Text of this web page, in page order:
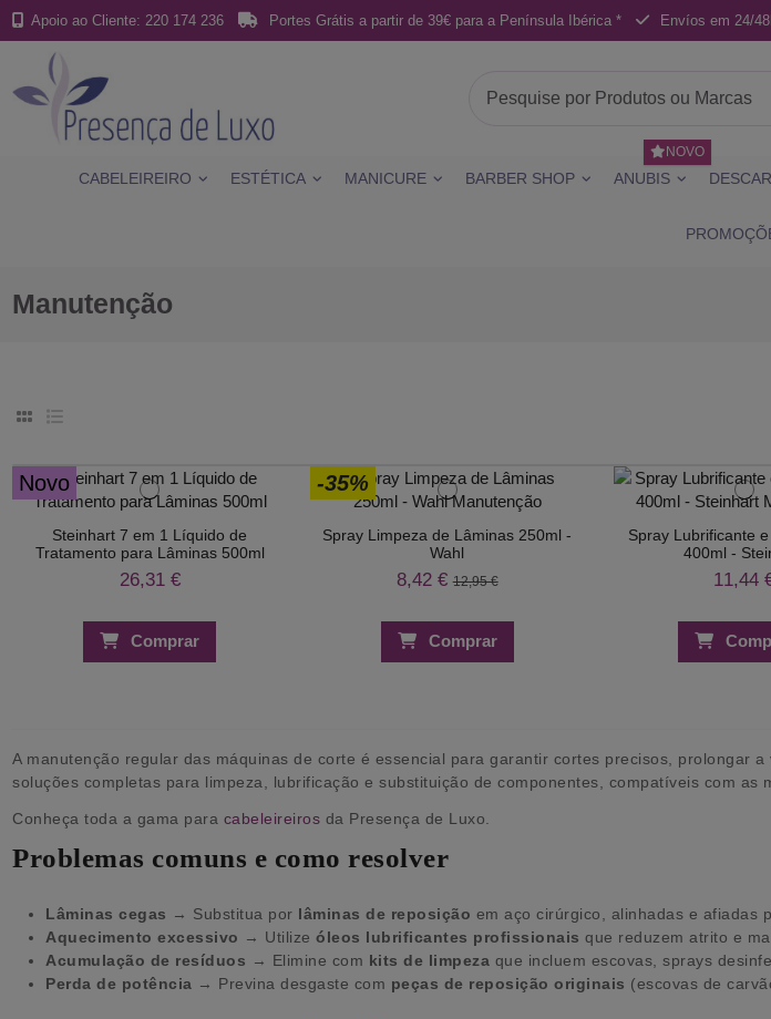
Apoio ao Cliente: 220 174 236 Portes Grátis a partir de 39€ para a Península Ibérica * Envíos em 24/
CABELEIREIRO ESTÉTICA MANICURE BARBER SHOP ANUBIS
NOVO
Manutenção
Novo
Steinhart 7 em 1 Líquido de
Tratamento para Lâminas 500ml
26,31 €
Comprar
-35%
Spray Limpeza de Lâminas 250ml -
Wahl
8,42 €12,95 €
Comprar
Spray Lubrificante
400ml -
11,44
A manutenção regular das máquinas de corte é essencial para garantir cortes precisos, prolongar
soluções completas para limpeza, lubrificação e substituição de componentes, compatíveis com as
Conheça toda a gama para cabeleireiros da Presença de Luxo.
Problemas comuns e como resolver
Lâminas cegas → Substitua por lâminas de reposição em aço cirúrgico, alinhadas e afiadas
Aquecimento excessivo → Utilizeóleos lubrificantes profissionais que reduzem atrito e
Acumulação de resíduos → Elimine com kits de limpeza que incluem escovas, sprays
Perda de potência → Previna desgaste com peças de reposição originais (escovas de